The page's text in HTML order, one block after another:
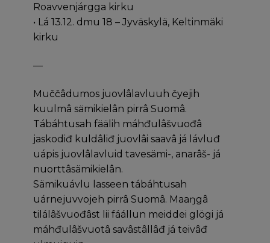
Roavvenjárgga kirku
• Lá 13.12. dmu 18 – Jyväskylä, Keltinmäki
kirku
—
Muččâdumos juovlâlavluuh čyejih
kuulmâ sämikielân pirrâ Suomâ.
Tábáhtusah fäälih máhđulâšvuođâ
jaskodiđ kuldâliđ juovlâi saavâ já lávluđ
uápis juovlâlavluid tavesämi-, anarâš- já
nuorttâsämikielân.
Sämikuávlu lasseen tábáhtusah
uárnejuvvojeh pirrâ Suomâ. Maaŋgâ
tilálâšvuođâst lii fáállun meiddei glögi já
máhđulâšvuotâ savâstâllâđ já teivâđ